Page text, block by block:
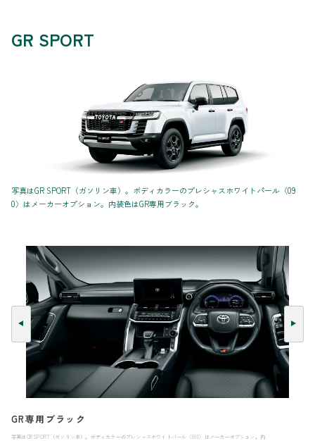
GR SPORT
写真はGR SPORT（ガソリン車）。ボディカラーのプレシャスホワイトパール〈09
0〉はメーカーオプション。内装色はGR専用ブラック。
GR専用ブラック
写真はGR SPORT（ガソリン車）。ボディカラーのプレシャスホワイトパール〈090〉はメーカーオプション。内